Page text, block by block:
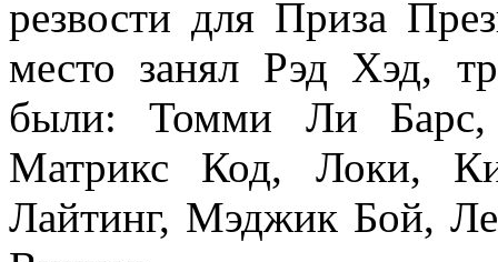
резвости для Приза
место занял Рэд Хэд,
были: Томми Ли Барс,
Матрикс Код, Локи,
Лайтинг, Мэджик Бой,